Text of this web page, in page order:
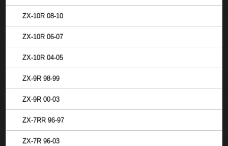
ZX-10R 08-10
ZX-10R 06-07
ZX-10R 04-05
ZX-9R 98-99
ZX-9R 00-03
ZX-7RR 96-97
ZX-7R 96-03